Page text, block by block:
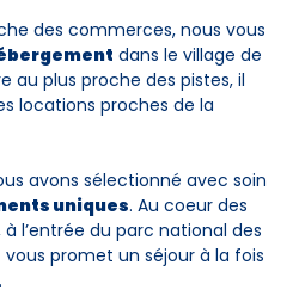
des commerces, nous vous
dans le village de
au plus proche des pistes, il
locations proches de la
avons sélectionné avec soin
uniques. Au coeur des
l’entrée du parc national des
vous promet un séjour à la fois